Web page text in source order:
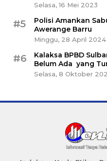
Selasa, 16 Mei 2023
#5
Polisi Amankan
Awerange Barru
Minggu, 28 April 2024
#6
Kalaksa BPBD
Belum Ada yang
Selasa, 8 Oktober